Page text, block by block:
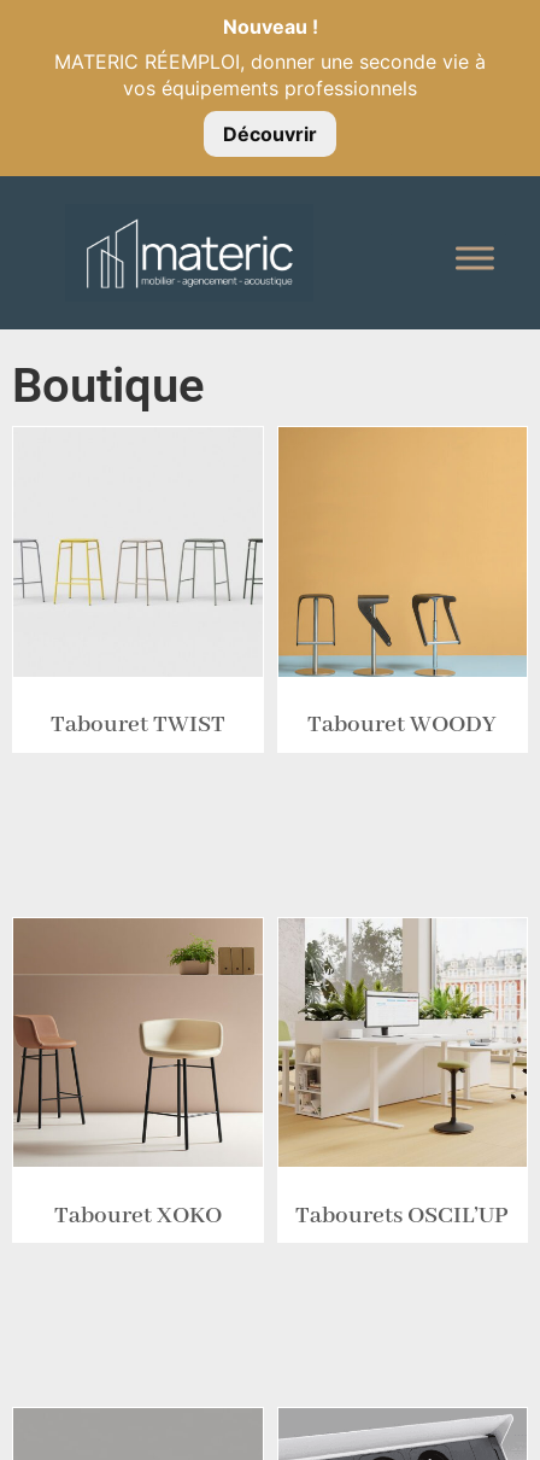
Nouveau !
MATERIC RÉEMPLOI, donner une seconde vie à
vos équipements professionnels
Découvrir
Boutique
Tabouret TWIST Tabouret WOODY
Tabouret XOKO Tabourets OSCIL’UP